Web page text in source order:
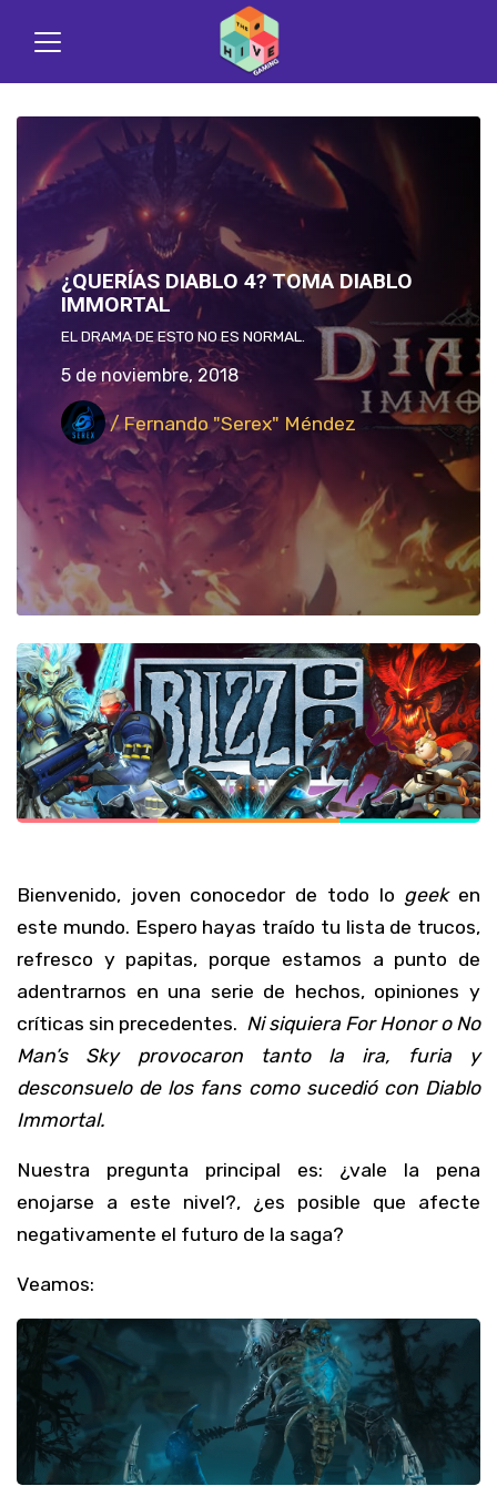
¿QUERÍAS DIABLO 4? TOMA DIABLO
IMMORTAL
EL DRAMA DE ESTO NO ES NORMAL.
5 de noviembre, 2018
/ Fernando "Serex" Méndez
Bienvenido, joven conocedor de todo lo geeken
este mundo. Espero hayas traído tu lista de trucos,
refresco y papitas, porque estamos a punto de
adentrarnos en una serie de hechos, opiniones y
críticas sin precedentes. Ni siquiera For Honor o No
Man’s Sky provocaron tanto la ira, furia y
desconsuelo de los fans como sucedió con Diablo
Immortal.
Nuestra pregunta principal es: ¿vale la pena
enojarse a este nivel?, ¿es posible que afecte
negativamente el futuro de la saga?
Veamos: